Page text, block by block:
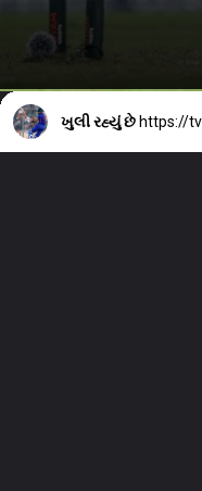
ખુલી રહ્યું છે